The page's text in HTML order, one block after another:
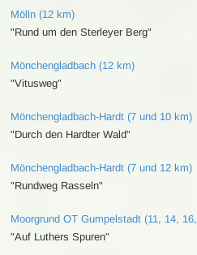
Mölln (12 km)
"Rund um den Sterleyer Berg"
Mönchengladbach (12 km)
"Vitusweg"
Mönchengladbach-Hardt (7 und 10 km)
"Durch den Hardter Wald"
Mönchengladbach-Hardt (7 und 12 km)
"Rundweg Rasseln"
Moorgrund OT Gumpelstadt (11, 14,
"Auf Luthers Spuren"